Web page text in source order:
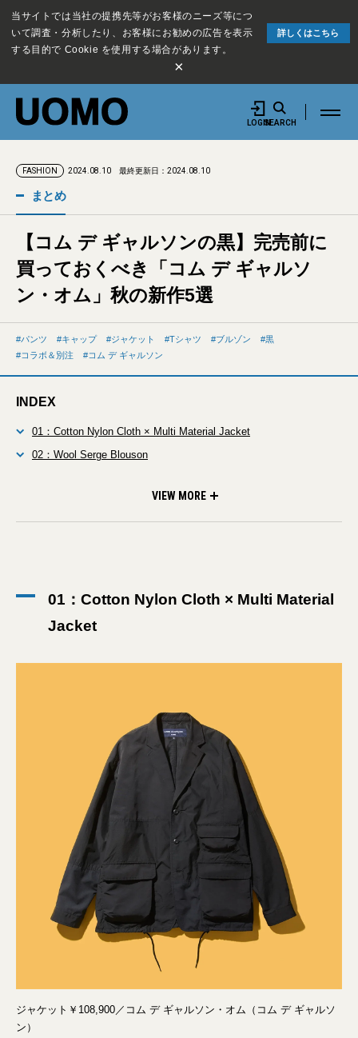
当サイトでは当社の提携先等がお客様のニーズ等につ
いて調査・分析したり、お客様にお勧めの広告を表示
する目的で Cookie を使用する場合があります。
詳しくはこちら
×
LOGINSEARCH
FASHION 2024.08.10 最終更新日：2024.08.10
まとめ
【コム デ ギャルソンの黒】完売前に
買っておくべき「コム デ ギャルソ
ン・オム」秋の新作5選
パンツ キャップ ジャケット Tシャツ ブルゾン
黒
コラボ＆別注
コム デ ギャルソン
INDEX
01：Cotton Nylon Cloth × Multi Material Jacket
02：Wool Serge Blouson
VIEW MORE
01：Cotton Nylon Cloth × Multi Material
Jacket
ジャケット￥108,900／コム デ ギャルソン・オム（コム デ ギャルソ
ン）